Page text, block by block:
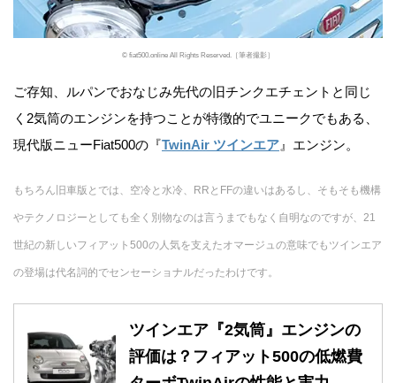
© fiat500.online All Rights Reserved.［筆者撮影］
ご存知、ルパンでおなじみ先代の旧チンクエチェントと同じ
く2気筒のエンジンを持つことが特徴的でユニークでもある、
現代版ニューFiat500の『TwinAir ツインエア 』エンジン。
もちろん旧車版とでは、空冷と水冷、RRとFFの違いはあるし、そもそも機構
やテクノロジーとしても全く別物なのは言うまでもなく自明なのですが、21
世紀の新しいフィアット500の人気を支えたオマージュの意味でもツインエア
の登場は代名詞的でセンセーショナルだったわけです。
ツインエア『2気筒』エンジンの
評価は？フィアット500の低燃費